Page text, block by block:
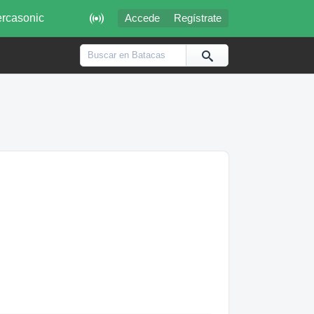
 Accede Regístrate